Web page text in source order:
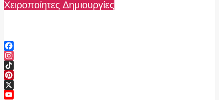
Χειροποίητες Δημιουργίες
Facebook
Instagram
TikTok
Pinterest
X